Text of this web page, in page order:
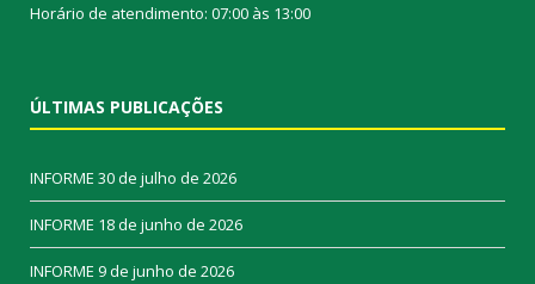
Horário de atendimento: 07:00 às 13:00
ÚLTIMAS PUBLICAÇÕES
INFORME 30 de julho de 2026
INFORME 18 de junho de 2026
INFORME 9 de junho de 2026